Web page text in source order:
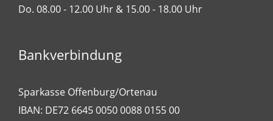
Do. 08.00 - 12.00 Uhr & 15.00 - 18.00 Uhr
Bankverbindung
Sparkasse Offenburg/Ortenau
IBAN: DE72 6645 0050 0088 0155 00